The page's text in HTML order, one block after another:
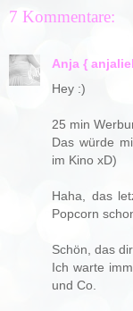
7 Kommentare:
Anja {
Hey :)
25 min
Das würde
im Kino xD)
Haha, das
Popcorn
Schön, das
Ich warte
und Co.